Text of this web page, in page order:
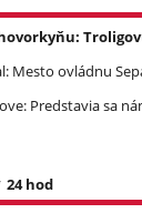
Mesto ovládnu
Predstavia sa
24 hod